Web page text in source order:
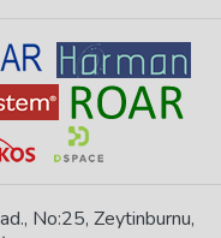
No:25, Zeytinburnu,